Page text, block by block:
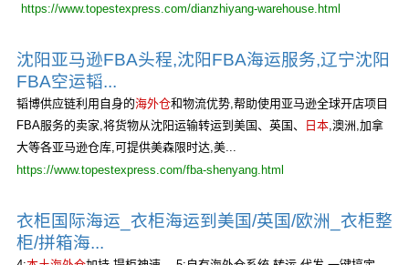
https://www.topestexpress.com/dianzhiyang-warehouse.html
沈阳亚马逊FBA头程,沈阳FBA海运服务,辽宁沈阳
FBA空运韬...
韬博供应链利用自身的海外仓和物流优势,帮助使用亚马逊全球开店项目
FBA服务的卖家,将货物从沈阳运输转运到美国、英国、
日本,澳洲,加拿
大等各亚马逊仓库,可提供美森限时达,美...
https://www.topestexpress.com/fba-shenyang.html
衣柜国际海运_衣柜海运到美国/英国/欧洲_衣柜整
柜/拼箱海...